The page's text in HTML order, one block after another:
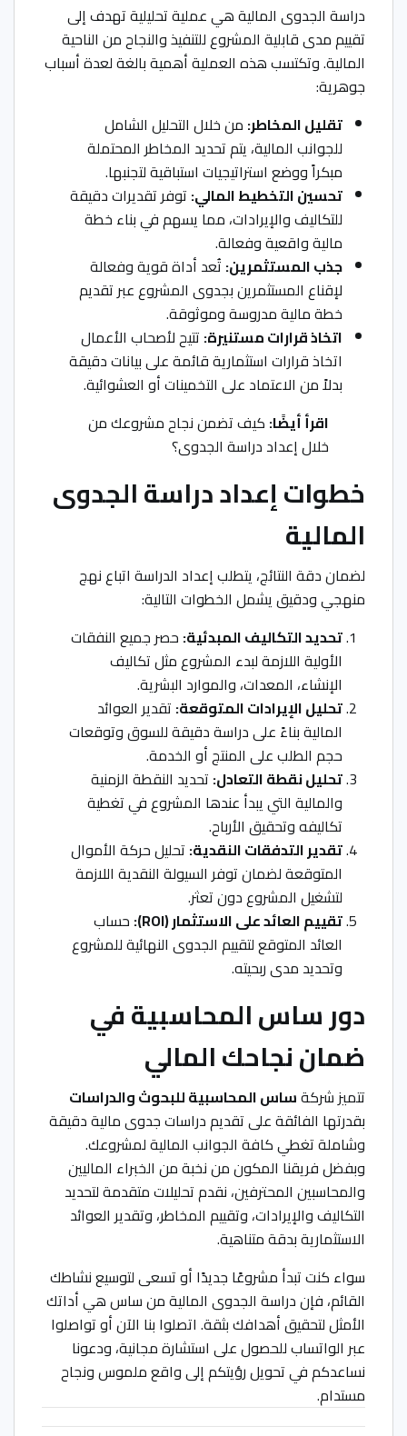
دراسة الجدوى المالية هي عملية تحليلية تهدف إلى
تقييم مدى قابلية المشروع للتنفيذ والنجاح من الناحية
المالية. وتكتسب هذه العملية أهمية بالغة لعدة أسباب
جوهرية:
تقليل المخاطر:من خلال التحليل الشامل
للجوانب المالية، يتم تحديد المخاطر المحتملة
مبكراً ووضع استراتيجيات استباقية لتجنبها.
تحسين التخطيط المالي:توفر تقديرات دقيقة
للتكاليف والإيرادات، مما يسهم في بناء خطة
مالية واقعية وفعالة.
جذب المستثمرين:تُعد أداة قوية وفعالة
لإقناع المستثمرين بجدوى المشروع عبر تقديم
خطة مالية مدروسة وموثوقة.
اتخاذ قرارات مستنيرة:تتيح لأصحاب الأعمال
اتخاذ قرارات استثمارية قائمة على بيانات دقيقة
بدلاً من الاعتماد على التخمينات أو العشوائية.
اقرأ أيضًا: كيف تضمن نجاح مشروعك من
خلال إعداد دراسة الجدوى؟
خطوات إعداد دراسة الجدوى
المالية
لضمان دقة النتائج، يتطلب إعداد الدراسة اتباع نهج
منهجي ودقيق يشمل الخطوات التالية:
تحديد التكاليف المبدئية:حصر جميع النفقات
الأولية اللازمة لبدء المشروع مثل تكاليف
الإنشاء، المعدات، والموارد البشرية.
تحليل الإيرادات المتوقعة:تقدير العوائد
المالية بناءً على دراسة دقيقة للسوق وتوقعات
حجم الطلب على المنتج أو الخدمة.
تحليل نقطة التعادل:تحديد النقطة الزمنية
والمالية التي يبدأ عندها المشروع في تغطية
تكاليفه وتحقيق الأرباح.
تقدير التدفقات النقدية:تحليل حركة الأموال
المتوقعة لضمان توفر السيولة النقدية اللازمة
لتشغيل المشروع دون تعثر.
تقييم العائد على الاستثمار (ROI):
حساب
العائد المتوقع لتقييم الجدوى النهائية للمشروع
وتحديد مدى ربحيته.
دور ساس المحاسبية في
ضمان نجاحك المالي
تتميز شركةساس المحاسبية للبحوث والدراسات
بقدرتها الفائقة على تقديم دراسات جدوى مالية دقيقة
وشاملة تغطي كافة الجوانب المالية لمشروعك.
وبفضل فريقنا المكون من نخبة من الخبراء الماليين
والمحاسبين المحترفين، نقدم تحليلات متقدمة لتحديد
التكاليف والإيرادات، وتقييم المخاطر، وتقدير العوائد
الاستثمارية بدقة متناهية.
سواء كنت تبدأ مشروعًا جديدًا أو تسعى لتوسيع نشاطك
القائم، فإن دراسة الجدوى المالية من ساس هي أداتك
الأمثل لتحقيق أهدافك بثقة. اتصلوا بنا الآن أو تواصلوا
عبر الواتساب للحصول على استشارة مجانية، ودعونا
نساعدكم في تحويل رؤيتكم إلى واقع ملموس ونجاح
مستدام.